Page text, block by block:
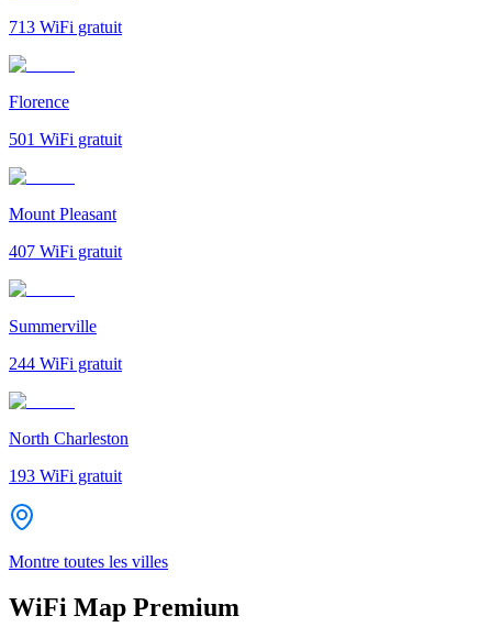
713 WiFi gratuit
Florence
501 WiFi gratuit
Mount Pleasant
407 WiFi gratuit
Summerville
244 WiFi gratuit
North Charleston
193 WiFi gratuit
Montre toutes les villes
WiFi Map Premium